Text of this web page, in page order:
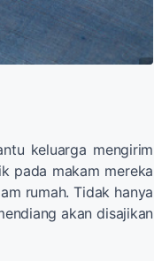
keluarga mengirim
pada makam mereka
rumah. Tidak hanya
akan disajikan